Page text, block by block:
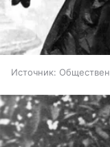
Источник: